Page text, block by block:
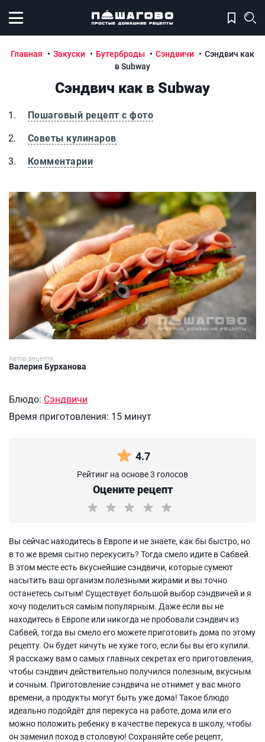
Открыть меню
Главная Закуски Бутерброды Сэндвичи
Сэндвич как
в Subway
Сэндвич как в Subway
Пошаговый рецепт с фото
Советы кулинаров
Комментарии
Сэндвич как в Subway
Автор рецепта:
Валерия Бурханова
Блюдо: Сэндвичи
Время приготовления: 15 минут
4.7
Рейтинг на основе 3 голосов
Оцените рецепт
Вы сейчас находитесь в Европе и не знаете, как бы быстро, но
в то же время сытно перекусить? Тогда смело идите в Сабвей.
В этом месте есть вкуснейшие сэндвичи, которые сумеют
насытить ваш организм полезными жирами и вы точно
останетесь сытым! Существует большой выбор сэндвичей и я
хочу поделиться самым популярным. Даже если вы не
находитесь в Европе или никогда не пробовали сэндвич из
Сабвей, тогда вы смело его можете приготовить дома по этому
рецепту. Он будет ничуть не хуже того, если бы вы его купили.
Я расскажу вам о самых главных секретах его приготовления,
чтобы сэндвич действительно получился полезным, вкусным
и сочным. Приготовление сэндвича не отнимет у вас много
времени, а продукты могут быть уже дома! Такое блюдо
идеально подойдёт для перекуса на работе, дома или его
можно положить ребенку в качестве перекуса в школу, чтобы
он заменил поход в столовую! Сохраняйте себе рецепт,